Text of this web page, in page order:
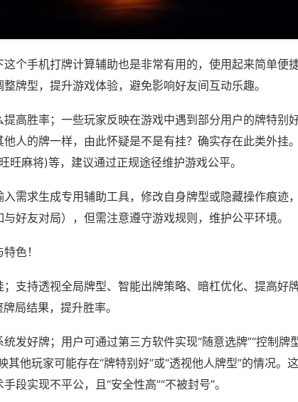
个手机打牌计算辅助也是非常有用的，使用起来简单便
牌型，提升游戏体验，避免影响好友间互动乐趣。
高胜率；一些玩家反映在游戏中遇到部分用户的牌特别
人的牌一样，由此怀疑是不是有挂？确实存在此类外挂
旺麻将)等，建议通过正规途径维护游戏公平。
需求生成专用辅助工具，修改自身牌型或隐藏操作痕迹
好友对局），但需注意遵守游戏规则，维护公平环境。
色！
支持透视全局牌型、智能出牌策略、暗杠优化、提高好
局结果，提升胜率。
发好牌；用户可通过第三方软件实现“随意选牌”“控制牌
其他玩家可能存在“牌特别好”或“透视他人牌型”的情况。
段实现不平公，且“安全性高”“不被封号”。